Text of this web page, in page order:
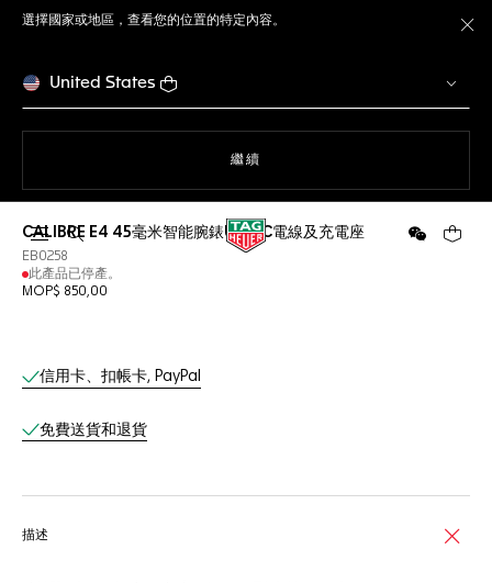
選擇國家或地區，查看您的位置的特定內容。
United States
繼續
開啟搜尋 微信 您的
CALIBRE E4 45毫米智能腕錶USB-C電線及充電座
EB0258
此產品已停產。
MOP$ 850,00
網上服務
信用卡、扣帳卡, PayPal
免費送貨和退貨
描述